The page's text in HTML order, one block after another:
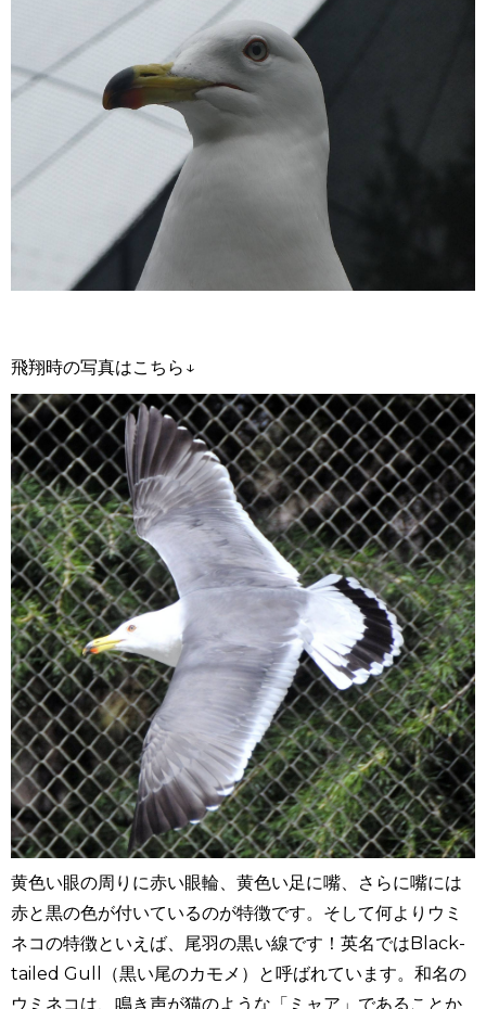
飛翔時の写真はこちら↓
黄色い眼の周りに赤い眼輪、黄色い足に嘴、さらに嘴には
赤と黒の色が付いているのが特徴です。そして何よりウミ
ネコの特徴といえば、尾羽の黒い線です！英名では Black-
tailed Gull
（黒い尾のカモメ）と呼ばれています。和名の
ウミネコは、鳴き声が猫のような「ミャア」であることか